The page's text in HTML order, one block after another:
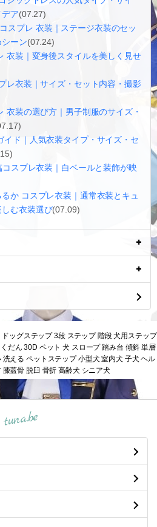
ア(07.27)
スプレ 衣装｜ステージ衣装のセッ
シーン(07.24)
衣装｜変身後スタイルを美しく見せ
レ衣装｜サイズ・セット内容・撮影
衣装の選び方｜男子制服のサイズ・
イド｜人気衣装タイプ・サイズ・セ
スプレ衣装｜白ベールと装飾が映
か コスプレ衣装｜通常衣装とキュ
む衣装選び(07.09)
ドッグステップ 3段 ステップ 階段 犬用ステップ
だん 30D ペット 犬 スロープ 踏み台 傾斜 単層
洗える ペットステップ 小型犬 室内犬 子犬 ヘル
膝蓋骨 脱臼 骨折 高齢犬 シニア犬
tuna.be